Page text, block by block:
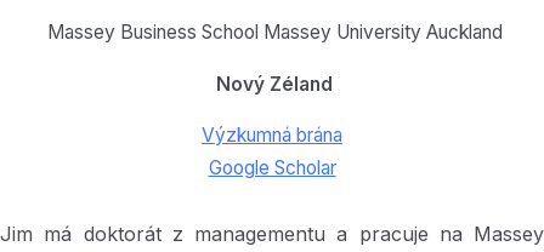
Massey Business School Massey University Auckland
Nový Zéland
Výzkumná brána
Google Scholar
Jim má doktorát z managementu a pracuje na Massey